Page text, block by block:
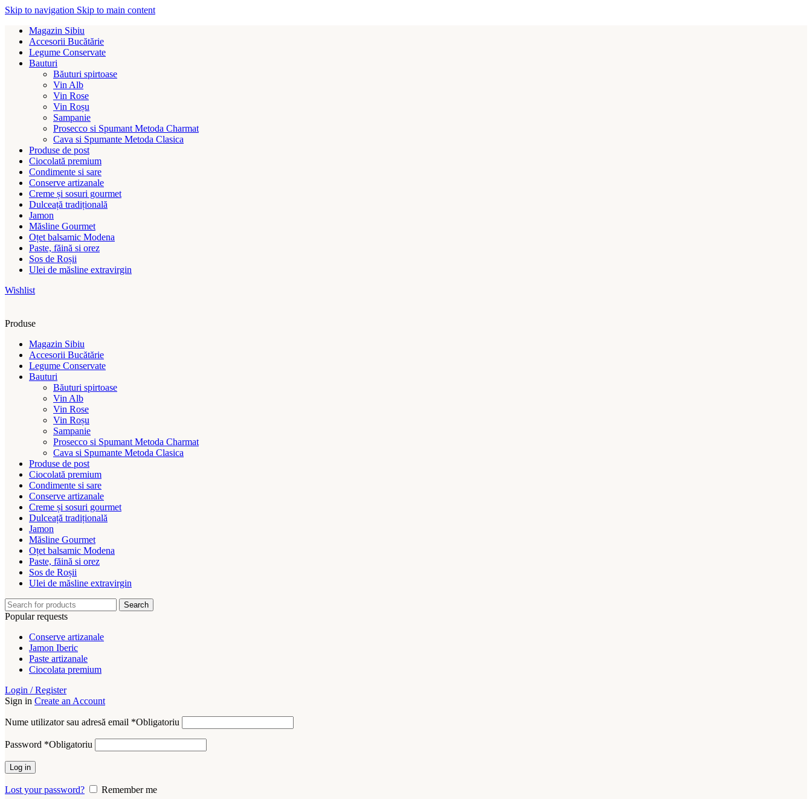
Skip to navigation Skip to main content
Magazin Sibiu
Accesorii Bucătărie
Legume Conservate
Bauturi
Băuturi spirtoase
Vin Alb
Vin Rose
Vin Roșu
Sampanie
Prosecco si Spumant Metoda Charmat
Cava si Spumante Metoda Clasica
Produse de post
Ciocolată premium
Condimente si sare
Conserve artizanale
Creme și sosuri gourmet
Dulceață tradițională
Jamon
Măsline Gourmet
Oțet balsamic Modena
Paste, făină si orez
Sos de Roșii
Ulei de măsline extravirgin
Wishlist
Produse
Magazin Sibiu
Accesorii Bucătărie
Legume Conservate
Bauturi
Băuturi spirtoase
Vin Alb
Vin Rose
Vin Roșu
Sampanie
Prosecco si Spumant Metoda Charmat
Cava si Spumante Metoda Clasica
Produse de post
Ciocolată premium
Condimente si sare
Conserve artizanale
Creme și sosuri gourmet
Dulceață tradițională
Jamon
Măsline Gourmet
Oțet balsamic Modena
Paste, făină si orez
Sos de Roșii
Ulei de măsline extravirgin
Search
Popular requests
Conserve artizanale
Jamon Iberic
Paste artizanale
Ciocolata premium
Login / Register
Sign in Create an Account
Nume utilizator sau adresă email *Obligatoriu
Password *Obligatoriu
Log in
Lost your password?
Remember me